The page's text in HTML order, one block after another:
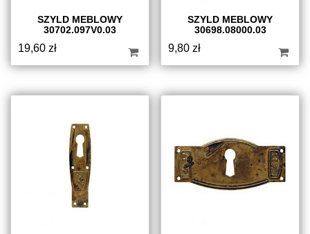
SZYLD MEBLOWY
30702.097V0.03
19,60 zł
SZYLD MEBLOWY
30698.08000.03
9,80zł